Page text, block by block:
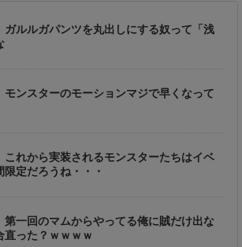
ガルルガパンツを丸出しにする奴って「浅
モンスターのモーションマジで早くなって
これから実装されるモンスターたちはイベ
限定だろうね・・・
第一回のマムからやってる俺に賊だけ出な
直った？ｗｗｗｗ